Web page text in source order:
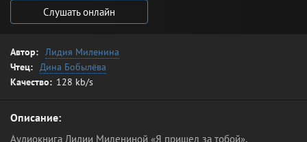
Слушать онлайн
Автор: Лидия Миленина
Чтец: Дина Бобылёва
Качество: 128 kb/s
Описание:
Аудиокнига Лидии Милениной «Я пришел за тобой»,